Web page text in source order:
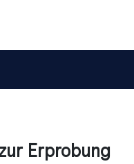
Erprobung